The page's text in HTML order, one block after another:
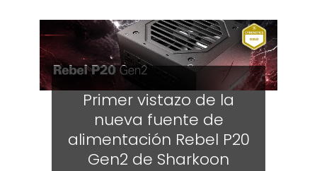
Primer vistazo de la
nueva fuente de
alimentación Rebel P20
Gen2 de Sharkoon